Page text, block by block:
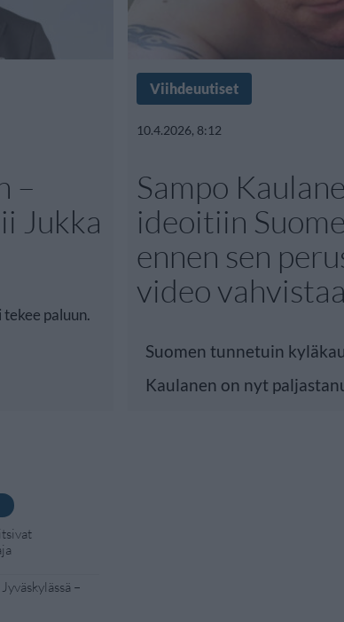
–
Jukka
paluun.
Viihdeuutiset
10.4.2026, 8:12
Sampo
ideoitiin
ennen sen
video vahvistaa
Suomen tunnetuin
Kaulanen on nyt
–